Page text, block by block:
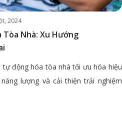
2024
Nhà: Xu Hướng
tự động hóa tòa nhà tối ưu hóa hiệu
lượng và cải thiện trải nghiệm